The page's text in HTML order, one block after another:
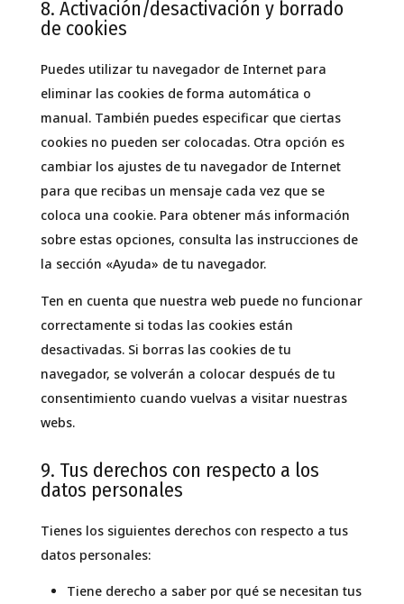
8. Activación/desactivación y borrado
de cookies
Puedes utilizar tu navegador de Internet para
eliminar las cookies de forma automática o
manual. También puedes especificar que ciertas
cookies no pueden ser colocadas. Otra opción es
cambiar los ajustes de tu navegador de Internet
para que recibas un mensaje cada vez que se
coloca una cookie. Para obtener más información
sobre estas opciones, consulta las instrucciones de
la sección «Ayuda» de tu navegador.
Ten en cuenta que nuestra web puede no funcionar
correctamente si todas las cookies están
desactivadas. Si borras las cookies de tu
navegador, se volverán a colocar después de tu
consentimiento cuando vuelvas a visitar nuestras
webs.
9. Tus derechos con respecto a los
datos personales
Tienes los siguientes derechos con respecto a tus
datos personales:
Tiene derecho a saber por qué se necesitan tus